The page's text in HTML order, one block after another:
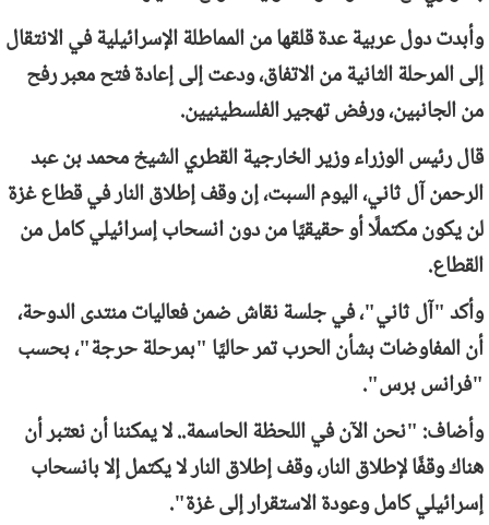
وأبدت دول عربية عدة قلقها من المماطلة الإسرائيلية في الانتقال
إلى المرحلة الثانية من الاتفاق، ودعت إلى إعادة فتح معبر رفح
من الجانبين، ورفض تهجير الفلسطينيين.
قال رئيس الوزراء وزير الخارجية القطري الشيخ محمد بن عبد
الرحمن آل ثاني، اليوم السبت، إن وقف إطلاق النار في قطاع غزة
لن يكون مكتملًا أو حقيقيًا من دون انسحاب إسرائيلي كامل من
القطاع.
وأكد "آل ثاني"، في جلسة نقاش ضمن فعاليات منتدى الدوحة،
أن المفاوضات بشأن الحرب تمر حاليًا "بمرحلة حرجة"، بحسب
"فرانس برس".
وأضاف: "نحن الآن في اللحظة الحاسمة.. لا يمكننا أن نعتبر أن
هناك وقفًا لإطلاق النار، وقف إطلاق النار لا يكتمل إلا بانسحاب
إسرائيلي كامل وعودة الاستقرار إلى غزة".